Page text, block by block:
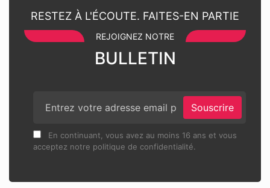
RESTEZ À L'ÉCOUTE. FAITES-EN PARTIE
REJOIGNEZ NOTRE
BULLETIN
Souscrire
En continuant, vous avez au moins 16 ans et vous
acceptez notre politique de confidentialité.